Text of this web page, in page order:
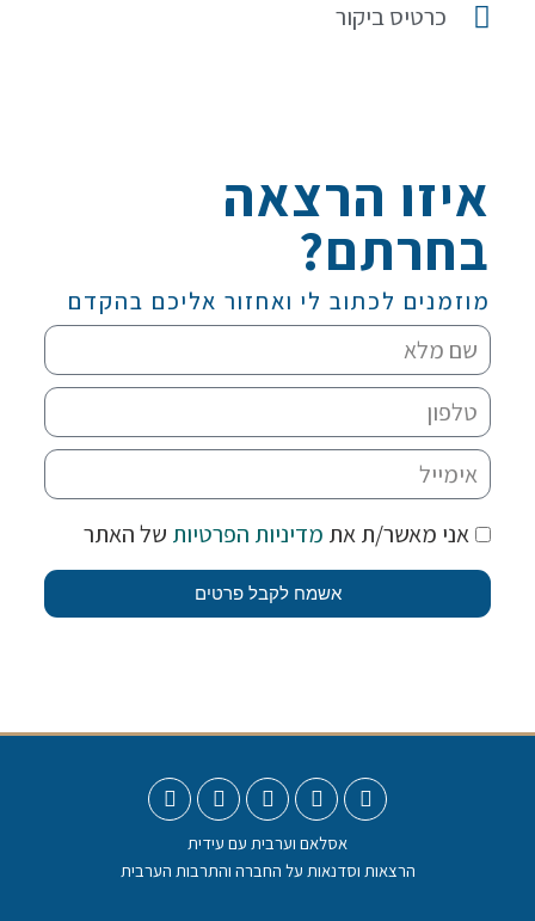
איזו הרצאה
בחרתם?
מוזמנים לכתוב לי ואחזור אליכם בהקדם
אני מאשר/ת את מדיניות הפרטיות של האתר
אשמח לקבל פרטים
כרטיס ביקור
אסלאם וערבית עם עידית
הרצאות וסדנאות על החברה והתרבות הערבית